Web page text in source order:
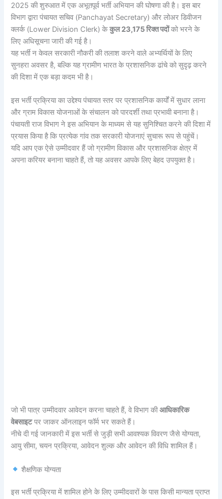
2025 की शुरुआत में एक अभूतपूर्व भर्ती अभियान की घोषणा की है। इस बार
विभाग द्वारा पंचायत सचिव (Panchayat Secretary) और लोअर डिवीजन
क्लर्क (Lower Division Clerk) केकुल 23,175 रिक्त पदोंको भरने के
लिए अधिसूचना जारी की गई है।
यह भर्ती न केवल सरकारी नौकरी की तलाश करने वाले अभ्यर्थियों के लिए
सुनहरा अवसर है, बल्कि यह ग्रामीण भारत के प्रशासनिक ढांचे को सुदृढ़ करने
की दिशा में एक बड़ा कदम भी है।
इस भर्ती प्रक्रिया का उद्देश्य पंचायत स्तर पर प्रशासनिक कार्यों में सुधार लाना
और ग्राम विकास योजनाओं के संचालन को पारदर्शी तथा प्रभावी बनाना है।
पंचायती राज विभाग ने इस अभियान के माध्यम से यह सुनिश्चित करने की दिशा में
प्रयास किया है कि प्रत्येक गांव तक सरकारी योजनाएं सुचारू रूप से पहुंचें।
यदि आप एक ऐसे उम्मीदवार हैं जो ग्रामीण विकास और प्रशासनिक क्षेत्र में
अपना करियर बनाना चाहते हैं, तो यह अवसर आपके लिए बेहद उपयुक्त है।
जो भी पात्र उम्मीदवार आवेदन करना चाहते हैं, वे विभाग कीआधिकारिक
वेबसाइटपर जाकर ऑनलाइन फॉर्म भर सकते हैं।
नीचे दी गई जानकारी में इस भर्ती से जुड़ी सभी आवश्यक विवरण जैसे योग्यता,
आयु सीमा, चयन प्रक्रिया, आवेदन शुल्क और आवेदन की विधि शामिल हैं।
शैक्षणिक योग्यता
इस भर्ती प्रक्रिया में शामिल होने के लिए उम्मीदवारों के पास किसी मान्यता प्राप्त